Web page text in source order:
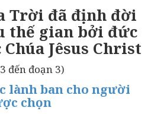
Trời đã định đời
thế gian bởi đức
Jêsus Christ
đến đoạn 3)
lành ban cho người
chọn